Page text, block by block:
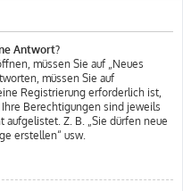
Antwort?
müssen Sie auf „Neues
müssen Sie auf
Registrierung erforderlich ist,
Berechtigungen sind jeweils
aufgelistet. Z. B. „Sie dürfen neue
erstellen“ usw.